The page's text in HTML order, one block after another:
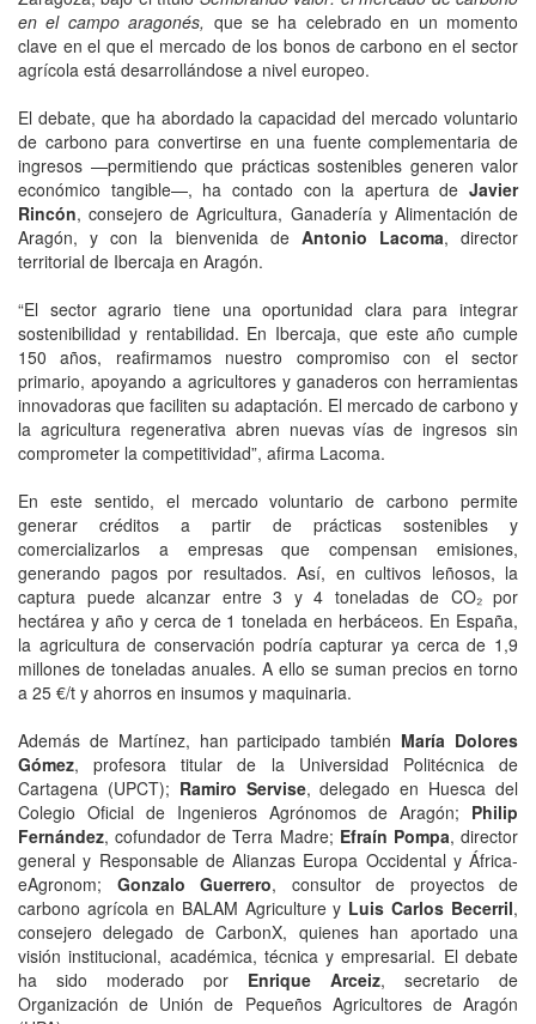
en el campo aragonés, que se ha celebrado en un momento
clave en el que el mercado de los bonos de carbono en el sector
agrícola está desarrollándose a nivel europeo.
El debate, que ha abordado la capacidad del mercado voluntario
de carbono para convertirse en una fuente complementaria de
ingresos —permitiendo que prácticas sostenibles generen valor
económico tangible—, ha contado con la apertura de Javier
Rincón, consejero de Agricultura, Ganadería y Alimentación de
Aragón, y con la bienvenida de Antonio Lacoma, director
territorial de Ibercaja en Aragón.
“El sector agrario tiene una oportunidad clara para integrar
sostenibilidad y rentabilidad. En Ibercaja, que este año cumple
150 años, reafirmamos nuestro compromiso con el sector
primario, apoyando a agricultores y ganaderos con herramientas
innovadoras que faciliten su adaptación. El mercado de carbono y
la agricultura regenerativa abren nuevas vías de ingresos sin
comprometer la competitividad”, afirma Lacoma.
En este sentido, el mercado voluntario de carbono permite
generar créditos a partir de prácticas sostenibles y
comercializarlos a empresas que compensan emisiones,
generando pagos por resultados. Así, en cultivos leñosos, la
captura puede alcanzar entre 3 y 4 toneladas de CO₂ por
hectárea y año y cerca de 1 tonelada en herbáceos. En España,
la agricultura de conservación podría capturar ya cerca de 1,9
millones de toneladas anuales. A ello se suman precios en torno
a 25 €/t y ahorros en insumos y maquinaria.
Además de Martínez, han participado también María Dolores
Gómez, profesora titular de la Universidad Politécnica de
Cartagena (UPCT); Ramiro Servise, delegado en Huesca del
Colegio Oficial de Ingenieros Agrónomos de Aragón; Philip
Fernández, cofundador de Terra Madre; Efraín Pompa, director
general y Responsable de Alianzas Europa Occidental y África-
eAgronom; Gonzalo Guerrero, consultor de proyectos de
carbono agrícola en BALAM Agriculture y Luis Carlos Becerril,
consejero delegado de CarbonX, quienes han aportado una
visión institucional, académica, técnica y empresarial. El debate
ha sido moderado por Enrique Arceiz, secretario de
Organización de Unión de Pequeños Agricultores de Aragón